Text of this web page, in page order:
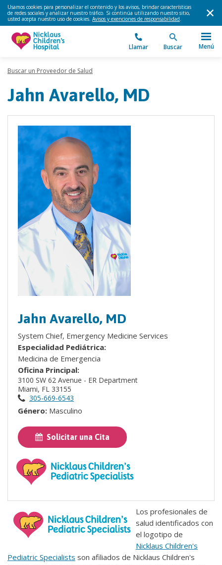
Usamos cookies para personalizar el contenido y los avisos, brindar características
de redes sociales y analizar nuestro tráfico. Si continúa utilizando nuestro sitio,
usted acepta nuestro uso de cookies. Avisos y exenciones de responsabilidad.
Llamar Buscar Menú
Buscar un Proveedor de Salud
Jahn Avarello, MD
Jahn Avarello, MD
System Chief, Emergency Medicine Services
Especialidad Pediátrica:
Medicina de Emergencia
Oficina Principal:
3100 SW 62 Avenue - ER Department
Miami, FL 33155
305-669-6543
Género: Masculino
Solicitar una Cita
Los profesionales de
salud identificados con
el logotipo de
Nicklaus Children's
Pediatric Specialists son afiliados de Nicklaus Children's